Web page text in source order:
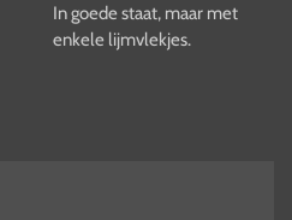
In goede staat, maar met
enkele lijmvlekjes.